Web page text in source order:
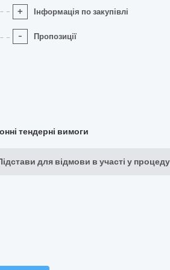
+ Інформація по закупівлі
- Пропозиції
тендерні вимоги
для відмови в участі у